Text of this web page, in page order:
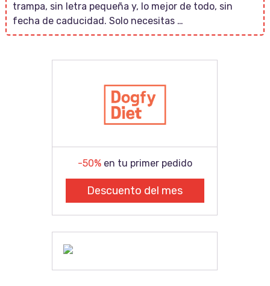
trampa, sin letra pequeña y, lo mejor de todo, sin
fecha de caducidad. Solo necesitas …
-50%en tu primer pedido
Descuento del mes